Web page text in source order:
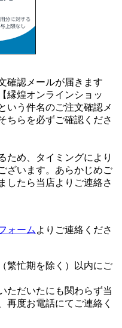
確認メールが届きます
縁煌オンラインショッ
いう件名のご注文確認メ
ちらを必ずご確認くださ
ため、タイミングにより
ざいます。あらかじめご
したら当店よりご連絡さ
ォームよりご連絡くださ
繁忙期を除く）以内にご
ただいたにも関わらず当
再度お電話にてご連絡く